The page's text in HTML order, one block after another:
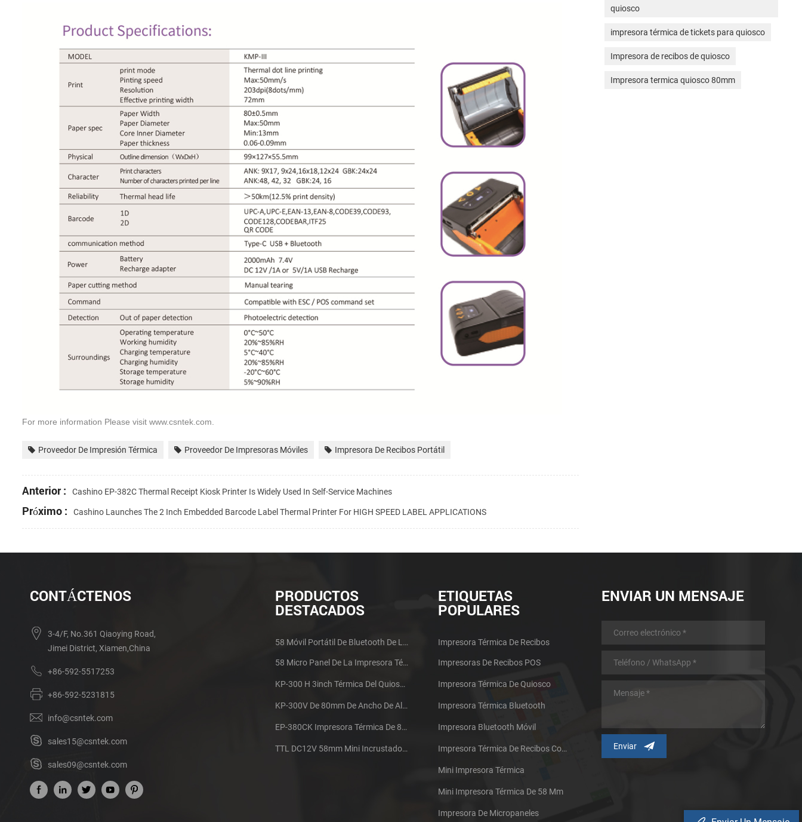
For more information Please visit www.csntek.com.
Proveedor De Impresión Térmica Proveedor De Impresoras Móviles Impresora De Recibos Portátil
Anterior : Cashino EP-382C Thermal Receipt Kiosk Printer Is Widely Used In Self-Service Machines
Próximo : Cashino Launches The 2 Inch Embedded Barcode Label Thermal Printer For HIGH SPEED LABEL APPLICATIONS
quiosco
impresora térmica de tickets para quiosco
Impresora de recibos de quiosco
Impresora termica quiosco 80mm
CONTÁCTENOS
3-4/F, No.361 Qiaoying Road,
Jimei District, Xiamen,China
+86-592-5517253
+86-592-5231815
info@csntek.com
sales15@csntek.com
sales09@csntek.com
PRODUCTOS
DESTACADOS
58 Móvil Portátil De Bluetooth De La Impresora Térmica De PTP-II
58 Micro Panel De La Impresora Térmica De Recibos CSN-A1
KP-300 H 3inch Térmica Del Quiosco De La Impresora Módulo De
KP-300V De 80mm De Ancho De Alta Velocidad De La Impresora Térmica Del Quiosco
EP-380CK Impresora Térmica De 80 Mm Con Bloqueo De La Tapa
TTL DC12V 58mm Mini Incrustado Taxi De La Impresora Térmica De Recibos
ETIQUETAS
POPULARES
Impresora Térmica De Recibos
Impresoras De Recibos POS
Impresora Térmica De Quiosco
Impresora Térmica Bluetooth
Impresora Bluetooth Móvil
Impresora Térmica De Recibos Con Micropanel.
Mini Impresora Térmica
Mini Impresora Térmica De 58 Mm
Impresora De Micropaneles
ENVIAR UN MENSAJE